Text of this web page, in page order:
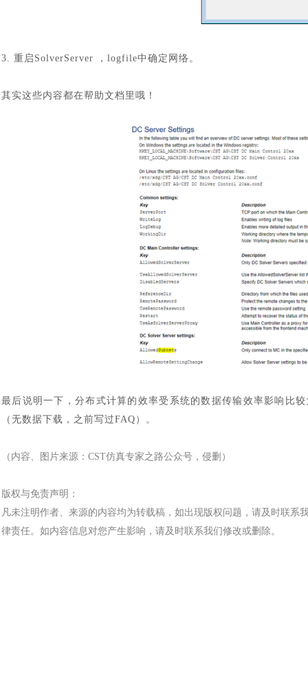
3. 重启SolverServer ，logfile中确定网络。
其实这些内容都在帮助文档里哦！
最后说明一下，分布式计算的效率受系统的数据传输效率影响比
（无数据下载，之前写过FAQ）。
（内容、图片来源： CST仿真专家之路公众号，侵删）
版权与免责声明：
凡未注明作者、来源的内容均为转载稿，如出现版权问题，请及时联
律责任。如内容信息对您产生影响，请及时联系我们修改或删除。